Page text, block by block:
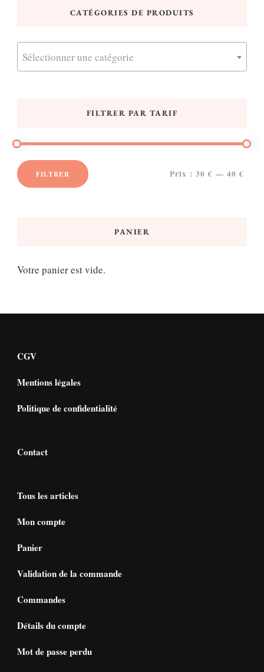
CATÉGORIES DE PRODUITS
Sélectionner une catégorie
FILTRER PAR TARIF
FILTRER Prix : 30 € — 40 €
PANIER
Votre panier est vide.
CGV
Mentions légales
Politique de confidentialité
Contact
Tous les articles
Mon compte
Panier
Validation de la commande
Commandes
Détails du compte
Mot de passe perdu